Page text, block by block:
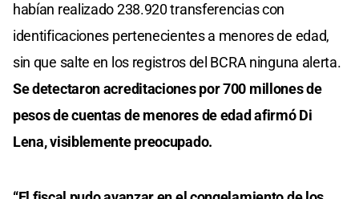
habían realizado 238.920 transferencias con
identificaciones pertenecientes a menores de edad,
sin que salte en los registros del BCRA ninguna alerta.
Se detectaron acreditaciones por 700 millones de
pesos de cuentas de menores de edad afirmó Di
Lena, visiblemente preocupado.